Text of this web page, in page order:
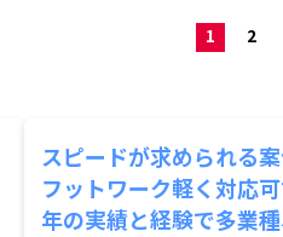
1 2
スピードが求められる
フットワーク軽く対応
年の実績と経験で多業